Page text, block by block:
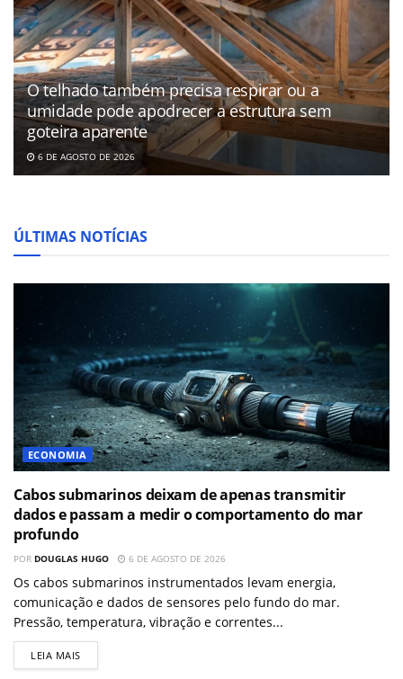
O telhado também precisa respirar ou a
umidade pode apodrecer a estrutura sem
goteira aparente
6 DE AGOSTO DE 2026
ÚLTIMAS NOTÍCIAS
ECONOMIA
Cabos submarinos deixam de apenas transmitir
dados e passam a medir o comportamento do mar
profundo
POR DOUGLAS HUGO 6 DE AGOSTO DE 2026
Os cabos submarinos instrumentados levam energia,
comunicação e dados de sensores pelo fundo do mar.
Pressão, temperatura, vibração e correntes...
LEIA MAIS